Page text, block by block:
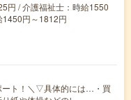
円 / 介護福祉士：時給1550
1450円～1812円
ート！＼▽具体的には…・買